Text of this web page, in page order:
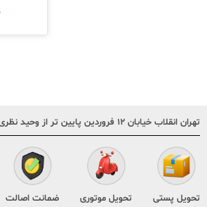
تهران انقلاب خیابان ۱۲ فروردین پایین تر از وحید نظری پلاک ۲۴۹
تحویل پستی تحویل موتوری ضمانت اصالت